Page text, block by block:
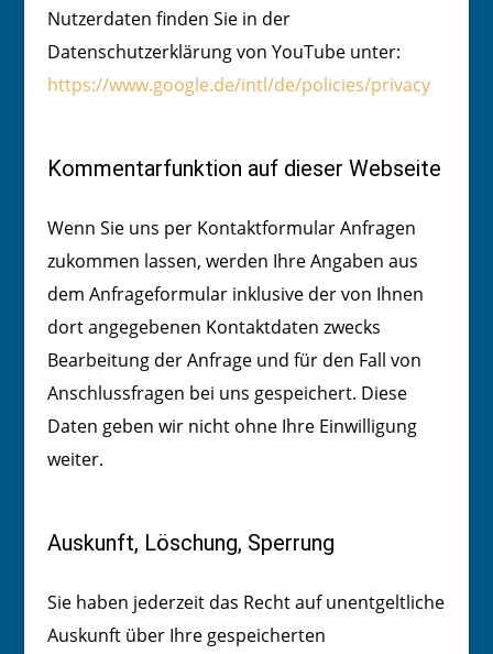
Nutzerdaten finden Sie in der
Datenschutzerklärung von YouTube unter:
https://www.google.de/intl/de/policies/privacy
Kommentarfunktion auf dieser Webseite
Wenn Sie uns per Kontaktformular Anfragen
zukommen lassen, werden Ihre Angaben aus
dem Anfrageformular inklusive der von Ihnen
dort angegebenen Kontaktdaten zwecks
Bearbeitung der Anfrage und für den Fall von
Anschlussfragen bei uns gespeichert. Diese
Daten geben wir nicht ohne Ihre Einwilligung
weiter.
Auskunft, Löschung, Sperrung
Sie haben jederzeit das Recht auf unentgeltliche
Auskunft über Ihre gespeicherten